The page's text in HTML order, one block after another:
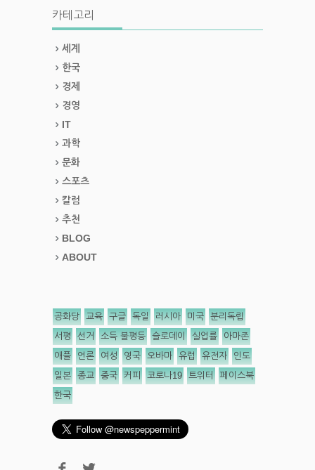
카테고리
세계
한국
경제
경영
IT
과학
문화
스포츠
칼럼
추천
BLOG
ABOUT
공화당 교육 구글 독일 러시아 미국 분리독립
서평 선거 소득 불평등 슬로데이 실업률 아마존
애플 언론 여성 영국 오바마 유럽 유전자 인도
일본 종교 중국 커피 코로나19 트위터 페이스북
한국